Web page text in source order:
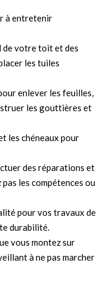
à entretenir
de votre toit et des
les tuiles
enlever les feuilles,
les gouttières et
les chéneaux pour
des réparations et
les compétences ou
pour vos travaux de
durabilité.
vous montez sur
à ne pas marcher